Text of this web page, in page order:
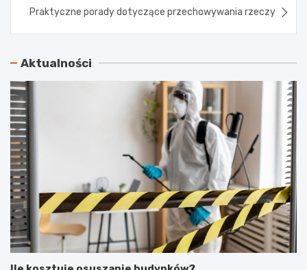
Praktyczne porady dotyczące przechowywania rzeczy
Aktualności